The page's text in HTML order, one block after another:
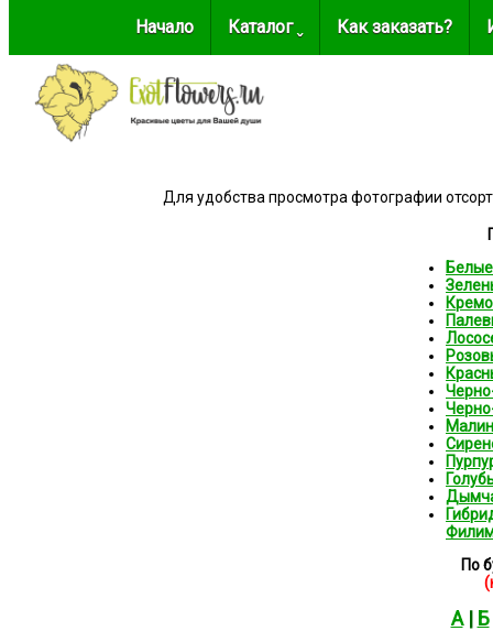
Начало Каталог ˬ Как заказать?
Для удобства просмотра фотографии
Белые
По
А| Б